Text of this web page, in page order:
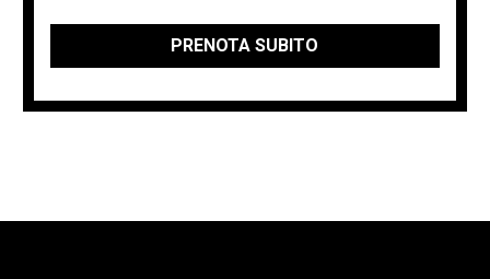
PRENOTA SUBITO